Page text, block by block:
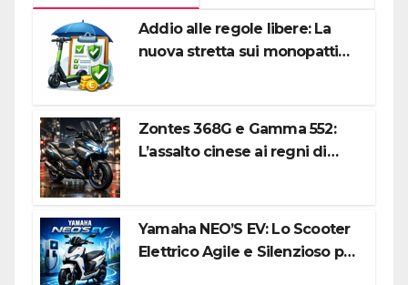
Addio alle regole libere: La
nuova stretta sui monopattini
Zontes 368G e Gamma 552:
L’assalto cinese ai regni di
Yamaha NEO’S EV: Lo Scooter
Elettrico Agile e Silenzioso per